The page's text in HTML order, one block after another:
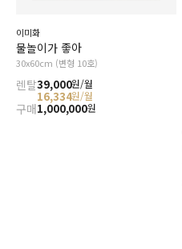
이미화
물놀이가 좋아
30x60cm (변형 10호)
렌탈39,000원/월
16,334원/월
구매1,000,000원